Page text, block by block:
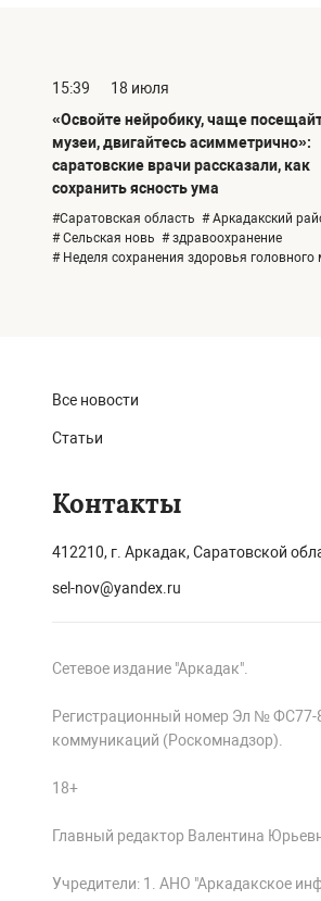
15:39
18 июля
«Освойте нейробику, чаще
музеи, двигайтесь асимметрично»:
саратовские врачи рассказали, как
сохранить ясность ума
#Саратовская область # Аркадакский
# Сельская новь # здравоохранение
# Неделя сохранения здоровья головного
Все новости
Статьи
Контакты
412210, г. Аркадак, Саратовской
sel-nov@yandex.ru
Сетевое издание "Аркадак".
Регистрационный номер Эл № ФС77-
коммуникаций (Роскомнадзор).
18+
Главный редактор Валентина
Учредители: 1. АНО "Аркадакское